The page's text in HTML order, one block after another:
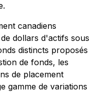
canadiens
dollars d'actifs sous
distincts proposés
de fonds, les
de placement
gamme de variations